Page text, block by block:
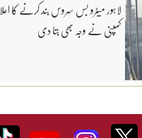
لاہور میٹرو بس سروس بند کرنے کا
کمپنی نے وجہ بھی بتا دی